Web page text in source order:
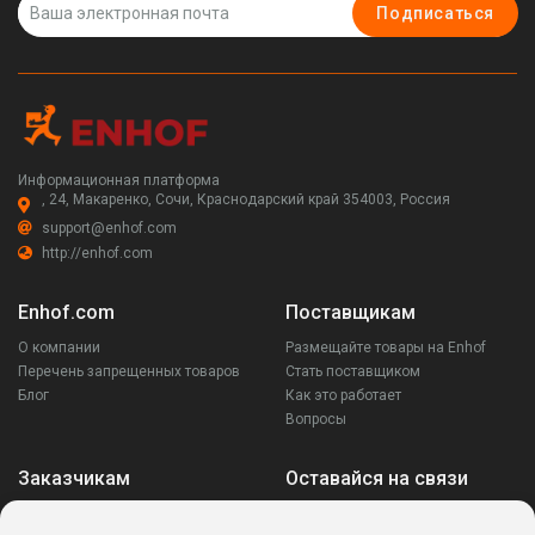
Подписаться
Информационная платформа
, 24, Макаренко, Сочи, Краснодарский край 354003, Россия
support@enhof.com
http://enhof.com
Enhof.com
О компании
Перечень запрещенных товаров
Блог
Поставщикам
Размещайте товары на Enhof
Стать поставщиком
Как это работает
Вопросы
Заказчикам Оставайся на связи